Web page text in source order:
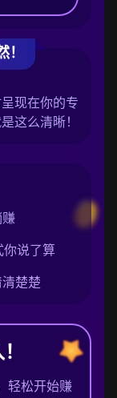
现在你的专
这么清晰！
你说了算
楚楚
轻松开始赚